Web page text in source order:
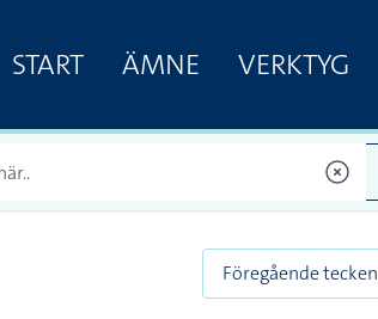
START ÄMNE VERKTYG
Föregående tecken